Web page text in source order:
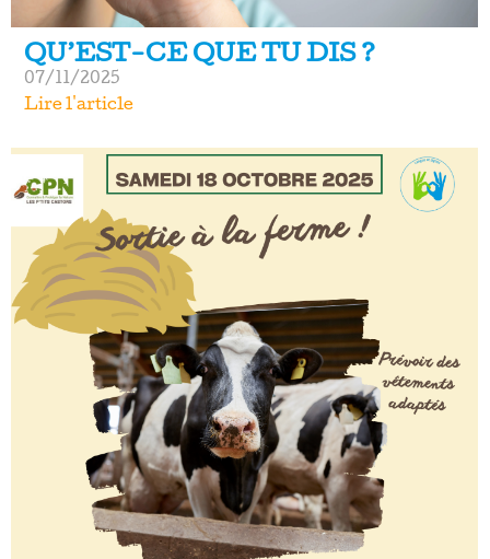
QU’EST-CE QUE TU DIS ?
07/11/2025
Lire l'article